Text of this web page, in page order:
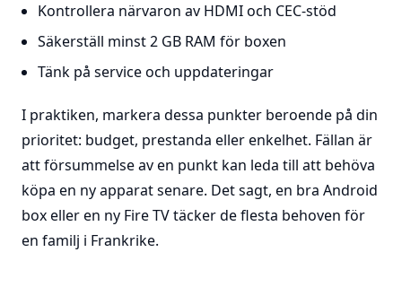
Kontrollera närvaron av HDMI och CEC-stöd
Säkerställ minst 2 GB RAM för boxen
Tänk på service och uppdateringar
I praktiken, markera dessa punkter beroende på din
prioritet: budget, prestanda eller enkelhet. Fällan är
att försummelse av en punkt kan leda till att behöva
köpa en ny apparat senare. Det sagt, en bra Android
box eller en ny Fire TV täcker de flesta behoven för
en familj i Frankrike.